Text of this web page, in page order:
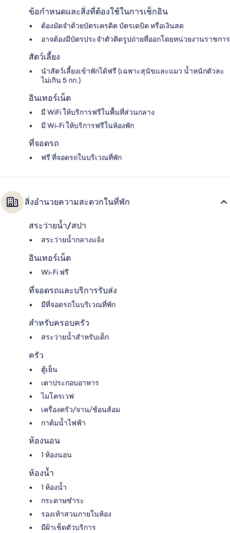
ข้อกำหนดและสิ่งที่ต้องใช้ในการเช็กอิน
ต้องมัดจำด้วยบัตรเครดิต บัตรเดบิต หรือเงินสด
อาจต้องมีบัตรประจำตัวติดรูปถ่ายที่ออกโดยหน่วยงานราชการ
สัตว์เลี้ยง
นำสัตว์เลี้ยงเข้าพักได้ฟรี (เฉพาะสุนัขและแมว น้ำหนักตัวละ
ไม่เกิน 5 กก.)
อินเทอร์เน็ต
มี WiFi ให้บริการฟรีในพื้นที่ส่วนกลาง
มี Wi-Fi ให้บริการฟรีในห้องพัก
ที่จอดรถ
ฟรี ที่จอดรถในบริเวณที่พัก
สิ่งอำนวยความสะดวกในที่พัก
สระว่ายน้ำ/สปา
สระว่ายน้ำกลางแจ้ง
อินเทอร์เน็ต
Wi-Fi ฟรี
ที่จอดรถและบริการรับส่ง
มีที่จอดรถในบริเวณที่พัก
สำหรับครอบครัว
สระว่ายน้ำสำหรับเด็ก
ครัว
ตู้เย็น
เตาประกอบอาหาร
ไมโครเวฟ
เครื่องครัว/จาน/ช้อนส้อม
กาต้มน้ำไฟฟ้า
ห้องนอน
1 ห้องนอน
ห้องน้ำ
1 ห้องน้ำ
กระดาษชำระ
รองเท้าสวมภายในห้อง
มีผ้าเช็ดตัวบริการ